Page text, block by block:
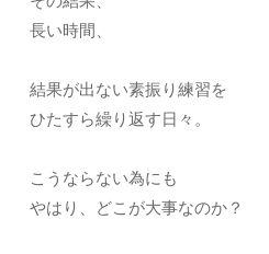
長い時間、
結果が出ない素振り練習を
ひたすら繰り返す日々。
こうならない為にも
やはり、どこが大事なのか？